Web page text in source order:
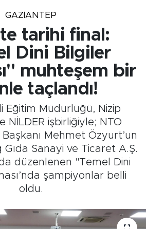
GAZIANTEP
tarihi final:
Dini Bilgiler
muhteşem bir
taçlandı!
Eğitim Müdürlüğü, Nizip
NİLDER işbirliğiyle; NTO
Mehmet Özyurt’un
Gıda Sanayi ve Ticaret A.Ş.
düzenlenen "Temel Dini
şampiyonlar belli
oldu.